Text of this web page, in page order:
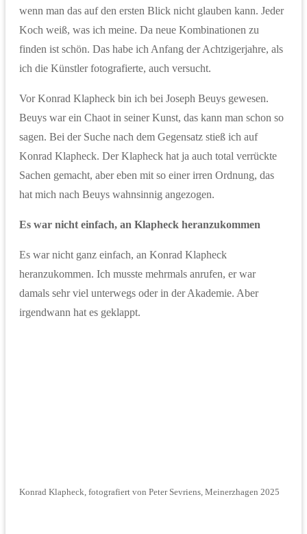
wenn man das auf den ersten Blick nicht glauben kann. Jeder
Koch weiß, was ich meine. Da neue Kombinationen zu
finden ist schön. Das habe ich Anfang der Achtzigerjahre, als
ich die Künstler fotografierte, auch versucht.
Vor Konrad Klapheck bin ich bei Joseph Beuys gewesen.
Beuys war ein Chaot in seiner Kunst, das kann man schon so
sagen. Bei der Suche nach dem Gegensatz stieß ich auf
Konrad Klapheck. Der Klapheck hat ja auch total verrückte
Sachen gemacht, aber eben mit so einer irren Ordnung, das
hat mich nach Beuys wahnsinnig angezogen.
Es war nicht einfach, an Klapheck heranzukommen
Es war nicht ganz einfach, an Konrad Klapheck
heranzukommen. Ich musste mehrmals anrufen, er war
damals sehr viel unterwegs oder in der Akademie. Aber
irgendwann hat es geklappt.
Konrad Klapheck, fotografiert von Peter Sevriens, Meinerzhagen 2025